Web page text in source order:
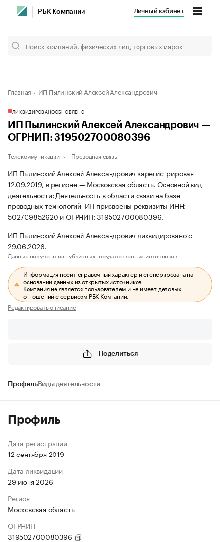
РБК Компании Личный кабинет
Главная ИП Пылинский Алексей Александрович
ЛИКВИДИРОВАНООБНОВЛЕНО
ИП Пылинский Алексей Александрович —
ОГРНИП: 319502700080396
Телекоммуникации Проводная связь
ИП Пылинский Алексей Александрович зарегистрирован
12.09.2019, в регионе — Московская область. Основной вид
деятельности: Деятельность в области связи на базе
проводных технологий. ИП присвоены реквизиты ИНН:
502709852620 и ОГРНИП: 319502700080396.
ИП Пылинский Алексей Александрович ликвидировано с
29.06.2026.
Данные получены из публичных государственных источников.
Информация носит справочный характер и сгенерирована на
основании данных из открытых источников.
Компания не является пользователем и не имеет деловых
отношений с сервисом РБК Компании.
Редактировать описание
Поделиться
ПрофильВиды деятельности
Профиль
Дата регистрации
12 сентября 2019
Дата ликвидации
29 июня 2026
Регион
Московская область
ОГРНИП
319502700080396